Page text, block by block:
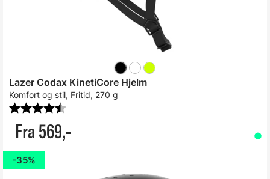
Lazer Codax KinetiCore Hjelm
Komfort og stil, Fritid, 270 g
Fra 569,-
Karakter:
35%